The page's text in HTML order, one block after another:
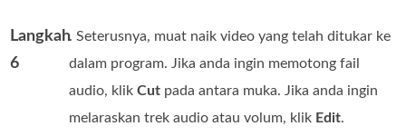
Langkah
6
. Seterusnya, muat naik video yang telah ditukar ke
dalam program. Jika anda ingin memotong fail
audio, klikCut pada antara muka. Jika anda ingin
melaraskan trek audio atau volum, klik Edit.